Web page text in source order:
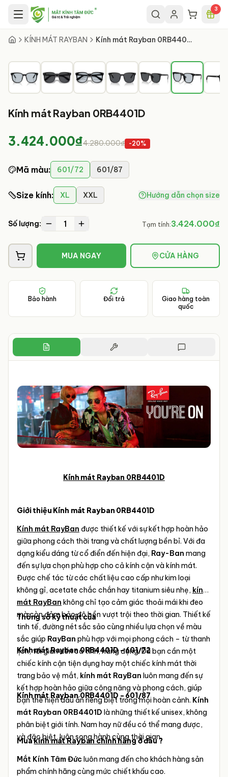
Chuyển đến nội dung chính 3
KÍNH MÁT RAYBAN Kính mát Rayban 0RB4401D
Kính mát Rayban 0RB4401D
3.424.000₫4.280.000₫ -20%
Mã màu: 601/72 601/87
Size kính: XL XXL Hướng dẫn chọn size
Số lượng: 1 Tạm tính:3.424.000₫
MUA NGAY CỬA HÀNG
Bảo hành Đổi trả
Giao hàng toàn
quốc
Kính mát Rayban 0RB4401D
Giới thiệu Kính mát Rayban 0RB4401D
Kính mát RayBan được thiết kế với sự kết hợp hoàn hảo
giữa phong cách thời trang và chất lượng bền bỉ. Với đa
dạng kiểu dáng từ cổ điển đến hiện đại, Ray-Ban mang
đến sự lựa chọn phù hợp cho cả kính cận và kính mát.
Được chế tác từ các chất liệu cao cấp như kim loại
không gỉ, acetate chắc chắn hay titanium siêu nhẹ, kính
mát RayBan không chỉ tạo cảm giác thoải mái khi đeo
mà còn đảm bảo độ bền vượt trội theo thời gian. Thiết kế
tinh tế, đường nét sắc sảo cùng nhiều lựa chọn về màu
sắc giúp RayBan phù hợp với mọi phong cách – từ thanh
lịch, tối giản đến cá tính, năng động. Dù bạn cần một
chiếc kính cận tiện dụng hay một chiếc kính mát thời
trang bảo vệ mắt, kính mát RayBan luôn mang đến sự
kết hợp hoàn hảo giữa công năng và phong cách, giúp
bạn thể hiện dấu ấn riêng biệt trong mọi hoàn cảnh. Kính
mát Rayban 0RB4401D là những thiết kế unisex, không
phân biệt giới tính. Nam hay nữ đều có thể mang được,
và đặc biệt, luôn song hành cùng thời gian.
Thông số kỹ thuật của
Kính mát Rayban 0RB4401D - 601/72
Kính mát Rayban 0RB4401D - 601/87
Muakính mát Rayban chính hãngở đâu ?
Mắt Kính Tâm Đứcluôn mang đến cho khách hàng sản
phẩm chính hãng cùng mức chiết khấu cao.